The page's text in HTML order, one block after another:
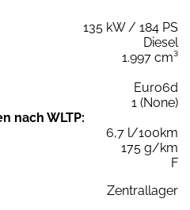
135 kW / 184 PS
Diesel
1.997 cm³
Euro6d
1 (None)
nach WLTP:
6,7 l/100km
175 g/km
F
Zentrallager